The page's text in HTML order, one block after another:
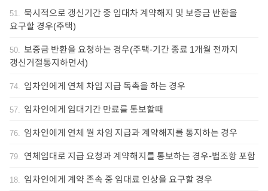
51. 묵시적으로 갱신기간 중 임대차 계약해지 및 보증금 반환을
요구할 경우(주택)
50. 보증금 반환을 요청하는 경우(주택-기간 종료 1개월 전까지
갱신거절통지하면서)
74. 임차인에게 연체 차임 지급 독촉을 하는 경우
57. 임차인에게 임대기간 만료를 통보할때
76. 임차인에게 연체 월 차임 지급과 계약해지를 통지하는 경우
79. 연체임대로 지급 요청과 계약해지를 통보하는 경우-법조항 포함
18. 임차인에게 계약 존속 중 임대료 인상을 요구할 경우